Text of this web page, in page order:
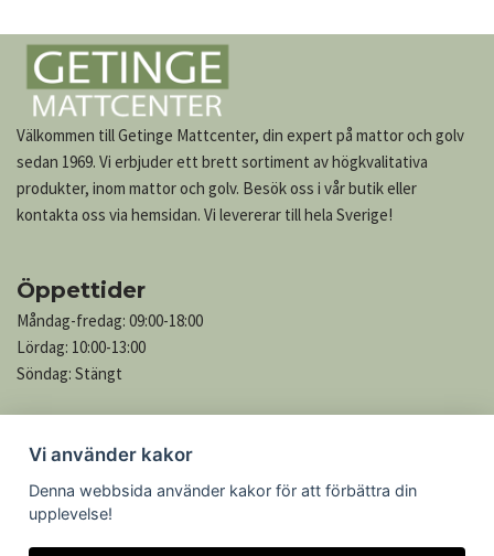
Välkommen till Getinge Mattcenter, din expert på mattor och golv
sedan 1969. Vi erbjuder ett brett sortiment av högkvalitativa
produkter, inom mattor och golv. Besök oss i vår butik eller
kontakta oss via hemsidan. Vi levererar till hela Sverige!
Öppettider
Måndag-fredag: 09:00-18:00
Lördag: 10:00-13:00
Söndag: Stängt
Kontakta oss
Göteborgsvägen 739
305 76 Getinge
Telefon: 035-545 05
Vi använder kakor
Denna webbsida använder kakor för att förbättra din
upplevelse!